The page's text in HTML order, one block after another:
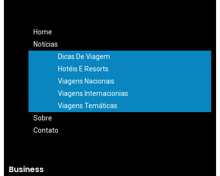
Home
Notícias
Dicas De Viagem
Hotéis E Resorts
Viagens Nacionais
Viagens Internacionias
Viagens Temáticas
Sobre
Contato
Business